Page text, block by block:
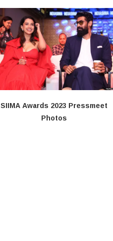
SIIMA Awards 2023 Pressmeet
Photos